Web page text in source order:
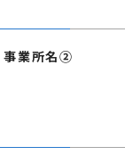
事業所名②